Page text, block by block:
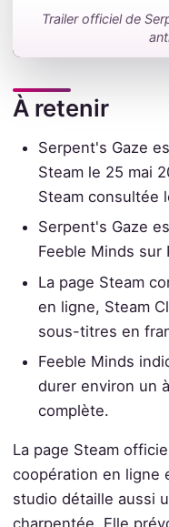
Trailer officiel de
À retenir
Serpent's Gaze
Steam le 25 mai
Steam consultée
Serpent's Gaze
Feeble Minds sur
La page Steam
en ligne, Steam
sous-titres en
Feeble Minds
durer environ un
complète.
La page Steam
coopération en ligne
studio détaille aussi